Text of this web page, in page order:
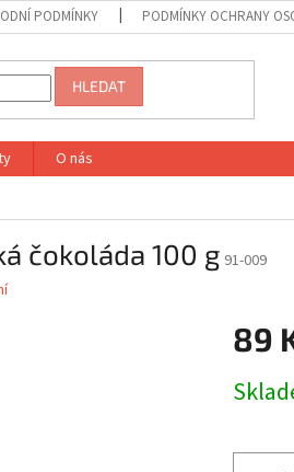
PODMÍNKY PODMÍNKY OCHRANY
HLEDAT
O nás
čokoláda 100 g 91-009
89
cena: